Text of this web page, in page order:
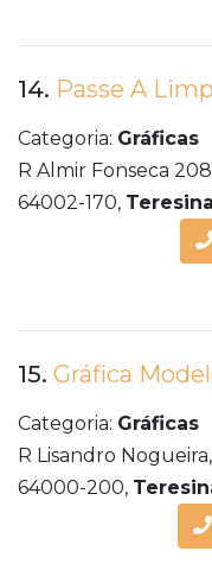
14. Passe A
Categoria: Gráficas
R Almir Fonseca
64002-170, Teresina
15. Gráfica
Categoria: Gráficas
R Lisandro
64000-200,